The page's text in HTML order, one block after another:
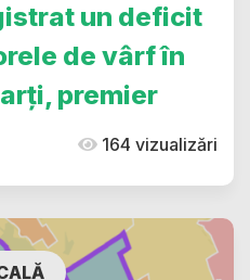
un deficit
de vârf în
premier
164 vizualizări